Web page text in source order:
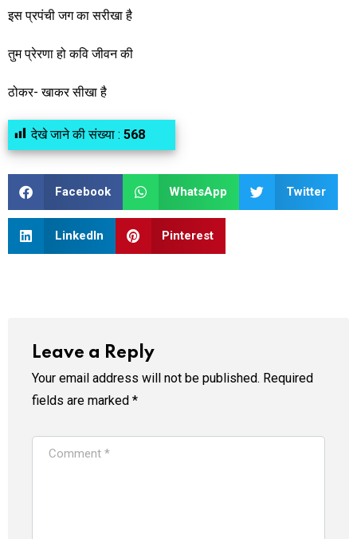
इस प्रपंची जग का सरीखा है
तुम प्रेरणा हो कवि जीवन की
ठोकर- खाकर सीखा है
देखे जाने की संख्या : 568
Facebook WhatsApp Twitter
LinkedIn Pinterest
Leave a Reply
Your email address will not be published. Required
fields are marked *